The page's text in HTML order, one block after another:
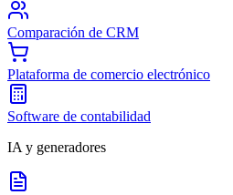
Comparación de CRM
Plataforma de comercio electrónico
Software de contabilidad
IA y generadores